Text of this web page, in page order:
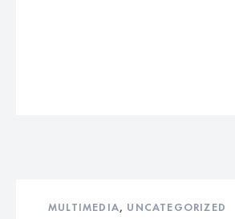
MULTIMEDIA, UNCATEGORIZED